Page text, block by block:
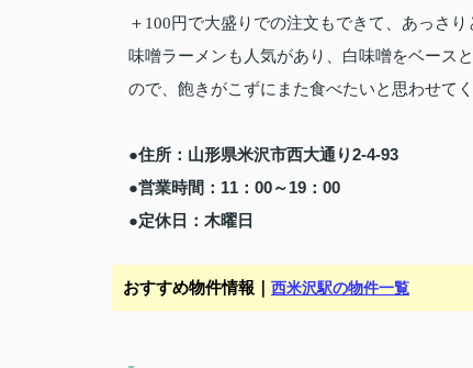
＋100円で大盛りでの注文もできて、あっさ
味噌ラーメンも人気があり、白味噌をベース
ので、飽きがこずにまた食べたいと思わせて
●住所：山形県米沢市西大通り2-4-93
●営業時間：11：00～19：00
●定休日：木曜日
おすすめ物件情報｜ 西米沢駅の物件一覧